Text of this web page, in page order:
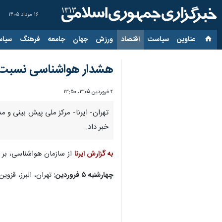
۱۶ مرداد ۱۴۰۵
عناوین‌ سیاست اقتصاد ورزش جهان جامعه فرهنگ
هشدار هواشناسی
۴ فروردین ۱۴۰۵، ۱۳:۵۰
تهران- ایرنا- مرکز ملی پیش بینی
خبر داد.
به گزارش ایرنا از سازمان هواشناسی،
چهارشنبه ۵ فروردین:
تهران، البرز،